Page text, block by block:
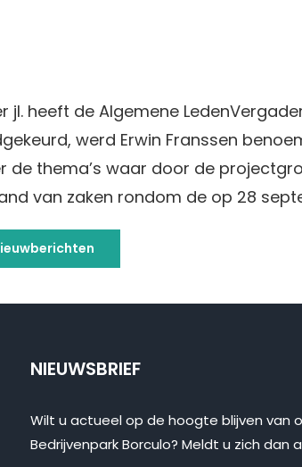
jl. heeft de Algemene
werd Erwin Franssen
de thema’s waar door de
van zaken rondom de op 28
NIEUWSBRIEF
Wilt u actueel op de hoogte blijven van
Bedrijvenpark Borculo? Meldt u zich dan